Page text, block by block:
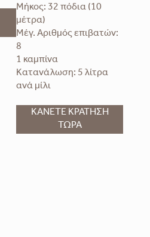
Μήκος: 32 πόδια (10
μέτρα)
Μέγ. Αριθμός επιβατών:
8
1 καμπίνα
Κατανάλωση: 5 λίτρα
ανά μίλι
ΚΑΝΕΤΕ ΚΡΑΤΗΣΗ
ΤΩΡΑ